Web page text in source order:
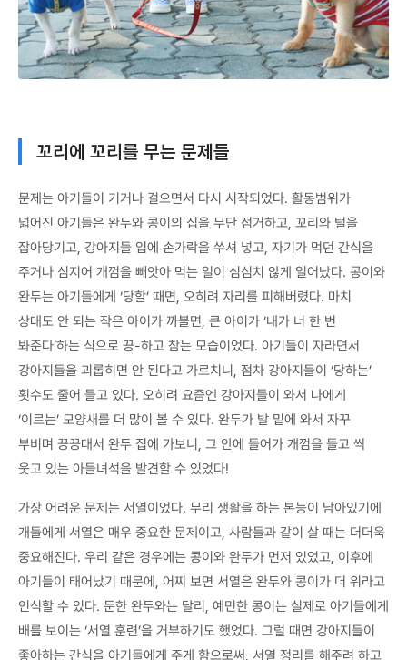
꼬리에 꼬리를 무는 문제들
문제는 아기들이 기거나 걸으면서 다시 시작되었다. 활동범위가
넓어진 아기들은 완두와 콩이의 집을 무단 점거하고, 꼬리와 털을
잡아당기고, 강아지들 입에 손가락을 쑤셔 넣고, 자기가 먹던 간식을
주거나 심지어 개껌을 빼앗아 먹는 일이 심심치 않게 일어났다. 콩이와
완두는 아기들에게 ‘당할’ 때면, 오히려 자리를 피해버렸다. 마치
상대도 안 되는 작은 아이가 까불면, 큰 아이가 ‘내가 너 한 번
봐준다’하는 식으로 끙-하고 참는 모습이었다. 아기들이 자라면서
강아지들을 괴롭히면 안 된다고 가르치니, 점차 강아지들이 ‘당하는’
횟수도 줄어 들고 있다. 오히려 요즘엔 강아지들이 와서 나에게
‘이르는’ 모양새를 더 많이 볼 수 있다. 완두가 발 밑에 와서 자꾸
부비며 끙끙대서 완두 집에 가보니, 그 안에 들어가 개껌을 들고 씩
웃고 있는 아들녀석을 발견할 수 있었다!
가장 어려운 문제는 서열이었다. 무리 생활을 하는 본능이 남아있기에
개들에게 서열은 매우 중요한 문제이고, 사람들과 같이 살 때는 더더욱
중요해진다. 우리 같은 경우에는 콩이와 완두가 먼저 있었고, 이후에
아기들이 태어났기 때문에, 어찌 보면 서열은 완두와 콩이가 더 위라고
인식할 수 있다. 둔한 완두와는 달리, 예민한 콩이는 실제로 아기들에게
배를 보이는 ‘서열 훈련’을 거부하기도 했었다. 그럴 때면 강아지들이
좋아하는 간식을 아기들에게 주게 함으로써, 서열 정리를 해주려 하고